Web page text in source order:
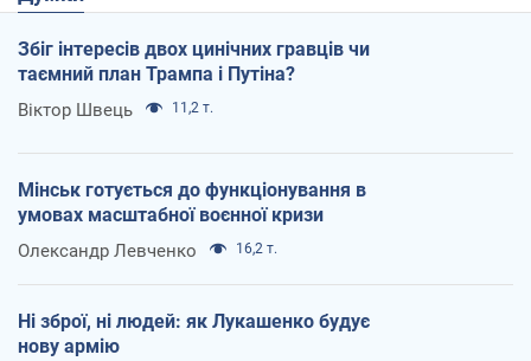
Збіг інтересів двох цинічних гравців чи
таємний план Трампа і Путіна?
Віктор Швець 11,2 т.
Мінськ готується до функціонування в
умовах масштабної воєнної кризи
Олександр Левченко 16,2 т.
Ні зброї, ні людей: як Лукашенко будує
нову армію